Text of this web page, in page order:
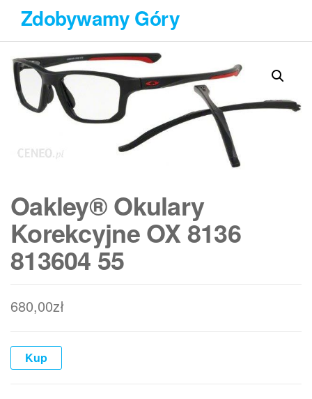
Przejdź
treści
Zdobywamy Góry
Oakley® Okulary
Korekcyjne OX 8136
813604 55
680,00zł
Kup